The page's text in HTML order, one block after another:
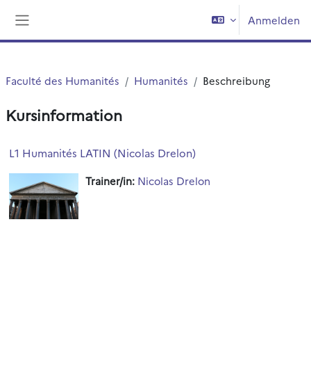
Anmelden
Faculté des Humanités Humanités Beschreibung
Kursinformation
L1 Humanités LATIN (Nicolas Drelon)
Trainer/in: Nicolas Drelon